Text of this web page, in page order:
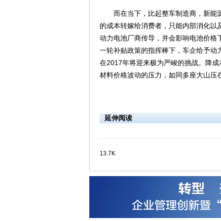
而在当下，比起整车制造商，新能
的成本转嫁给消费者，只能内部消化
动力电池厂商传导，并会影响电池价
一轮补贴政策的指挥棒下，车企给予
在2017年将迎来极为严峻的挑战。降
材料价格波动的压力，如同多座大山压
延伸阅读
13.7K